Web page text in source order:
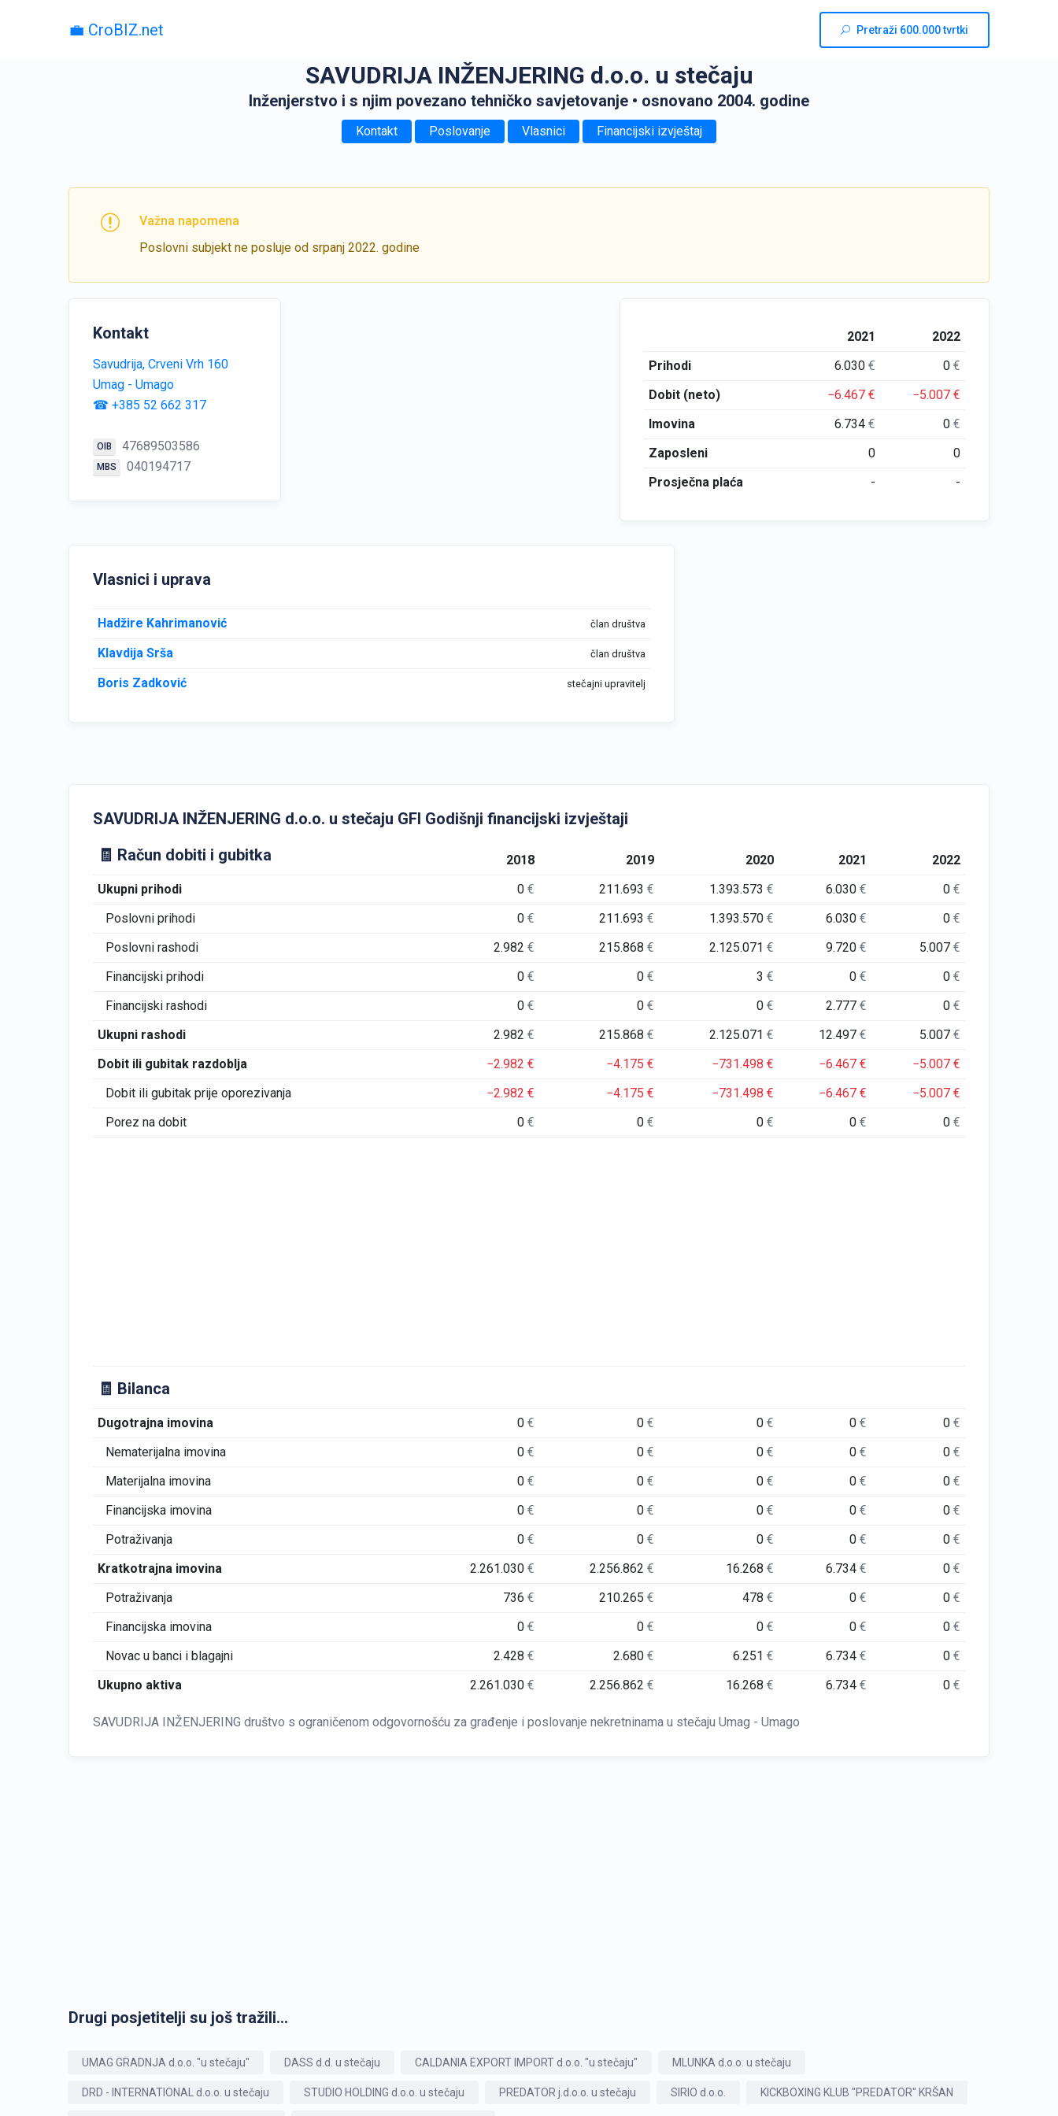
💼 CroBIZ.net Pretraži 600.000 tvrtki
SAVUDRIJA INŽENJERING d.o.o. u stečaju
Inženjerstvo i s njim povezano tehničko savjetovanje • osnovano 2004. godine
Kontakt Poslovanje Vlasnici Financijski izvještaj
Važna napomena
Poslovni subjekt ne posluje od srpanj 2022. godine
Kontakt
Savudrija, Crveni Vrh 160
Umag - Umago
☎ +385 52 662 317
OIB 47689503586
MBS 040194717
2021
2022
Prihodi
6.030€ 0€
Dobit (neto)
−6.467€ −5.007€
Imovina
6.734€ 0€
Zaposleni
0
0
Prosječna plaća
- -
Vlasnici i uprava
Hadžire Kahrimanović član društva
Klavdija Srša član društva
Boris Zadković stečajni upravitelj
SAVUDRIJA INŽENJERING d.o.o. u stečaju GFI Godišnji financijski izvještaji
🧾 Račun dobiti i gubitka
2018 2019 2020 2021
2022
Ukupni prihodi
0€ 211.693€ 1.393.573€ 6.030€ 0€
Poslovni prihodi
0€ 211.693€ 1.393.570€ 6.030€ 0€
Poslovni rashodi
2.982€ 215.868€ 2.125.071€ 9.720€ 5.007€
Financijski prihodi
0€ 0€ 3€ 0€ 0€
Financijski rashodi
0€ 0€ 0€ 2.777€ 0€
Ukupni rashodi
2.982€ 215.868€ 2.125.071€ 12.497€ 5.007€
Dobit ili gubitak razdoblja
−2.982€ −4.175€ −731.498€ −6.467€ −5.007€
Dobit ili gubitak prije oporezivanja
−2.982€ −4.175€ −731.498€ −6.467€ −5.007€
Porez na dobit
0€ 0€ 0€ 0€ 0€
🧾 Bilanca
Dugotrajna imovina 0€ 0€ 0€ 0€ 0€
Nematerijalna imovina
0€ 0€ 0€ 0€ 0€
Materijalna imovina
0€ 0€ 0€ 0€ 0€
Financijska imovina
0€ 0€ 0€ 0€ 0€
Potraživanja
0€ 0€ 0€ 0€ 0€
Kratkotrajna imovina
2.261.030€ 2.256.862€ 16.268€ 6.734€ 0€
Potraživanja
736€ 210.265€ 478€ 0€ 0€
Financijska imovina
0€ 0€ 0€ 0€ 0€
Novac u banci i blagajni
2.428€ 2.680€ 6.251€ 6.734€ 0€
Ukupno aktiva
2.261.030€ 2.256.862€ 16.268€ 6.734€ 0€
SAVUDRIJA INŽENJERING društvo s ograničenom odgovornošću za građenje i poslovanje nekretninama u stečaju Umag - Umago
Drugi posjetitelji su još tražili...
UMAG GRADNJA d.o.o. "u stečaju" DASS d.d. u stečaju CALDANIA EXPORT IMPORT d.o.o. "u stečaju" MLUNKA d.o.o. u stečaju
DRD - INTERNATIONAL d.o.o. u stečaju STUDIO HOLDING d.o.o. u stečaju PREDATOR j.d.o.o. u stečaju SIRIO d.o.o. KICKBOXING KLUB "PREDATOR" KRŠAN